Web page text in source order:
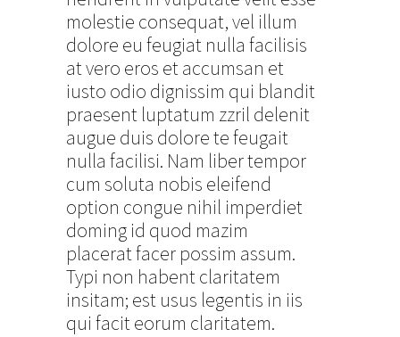
molestie consequat, vel illum
dolore eu feugiat nulla facilisis
at vero eros et accumsan et
iusto odio dignissim qui blandit
praesent luptatum zzril delenit
augue duis dolore te feugait
nulla facilisi. Nam liber tempor
cum soluta nobis eleifend
option congue nihil imperdiet
doming id quod mazim
placerat facer possim assum.
Typi non habent claritatem
insitam; est usus legentis in iis
qui facit eorum claritatem.